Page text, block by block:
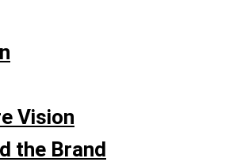
Vision
the Brand